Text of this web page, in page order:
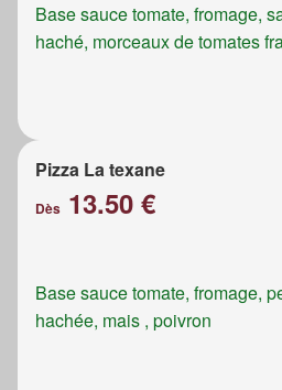
Base sauce tomate, fromage,
haché, morceaux de tomates
Pizza La texane
Dès 13.50 €
Base sauce tomate, fromage,
hachée, mais , poivron